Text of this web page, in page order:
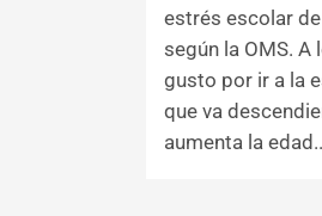
estrés escolar
según la OMS. A
gusto por ir a la
que va
aumenta la